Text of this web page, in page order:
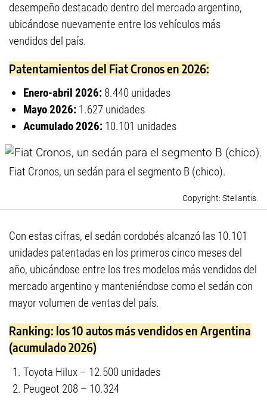
desempeño destacado dentro del mercado argentino,
ubicándose nuevamente entre los vehículos más
vendidos del país.
Patentamientos del Fiat Cronos en 2026:
Enero-abril 2026: 8.440 unidades
Mayo 2026: 1.627 unidades
Acumulado 2026: 10.101 unidades
Fiat Cronos, un sedán para el segmento B (chico).
Stellantis.
Con estas cifras, el sedán cordobés alcanzó las 10.101
unidades patentadas en los primeros cinco meses del
año, ubicándose entre los tres modelos más vendidos del
mercado argentino y manteniéndose como el sedán con
mayor volumen de ventas del país.
Ranking: los 10 autos más vendidos en Argentina
(acumulado 2026)
Toyota Hilux – 12.500 unidades
Peugeot 208 – 10.324